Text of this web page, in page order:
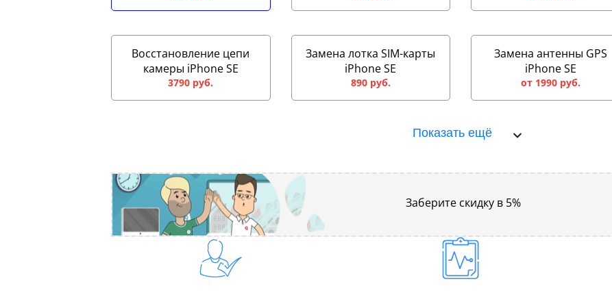
Восстановление цепи
камеры iPhone SE
3790 руб.
Замена лотка SIM-карты
iPhone SE
890 руб.
Замена антенны GPS
iPhone SE
от 1990 руб.
Показать ещё
Заберите скидку в 5%